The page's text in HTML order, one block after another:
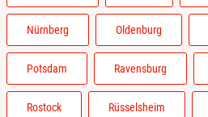
Nürnberg Oldenburg
Potsdam Ravensburg
Rostock Rüsselsheim